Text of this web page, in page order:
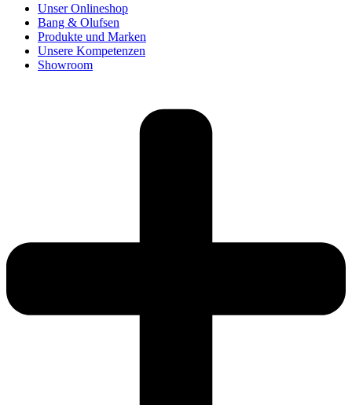
Unser Onlineshop
Bang & Olufsen
Produkte und Marken
Unsere Kompetenzen
Showroom